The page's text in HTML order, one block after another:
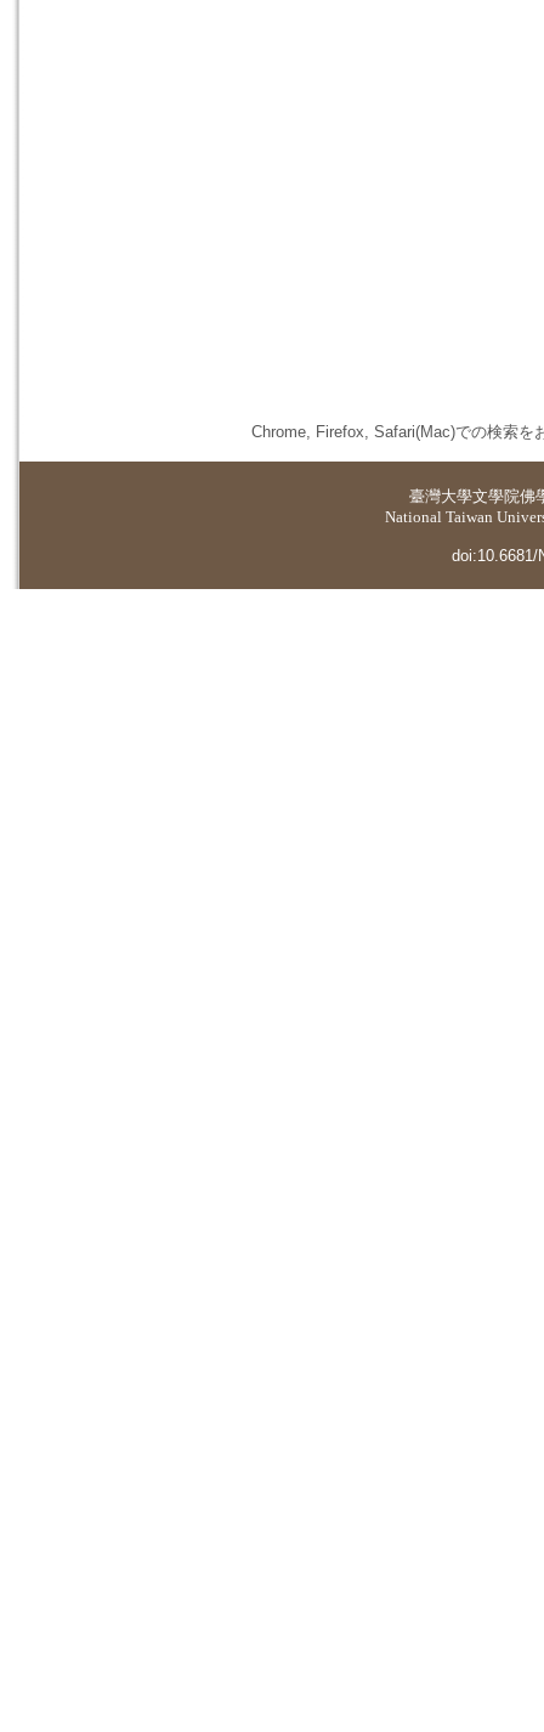
Chrome, Firefox, Safari(Mac)での検索を
臺灣大學文學院佛
National Taiwan
doi:10.6681/